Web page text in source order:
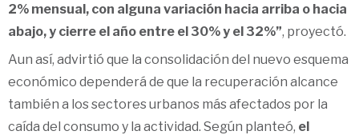
2% mensual, con alguna variación hacia arriba o hacia
abajo, y cierre el año entre el 30% y el 32%”, proyectó.
Aun así, advirtió que la consolidación del nuevo esquema
económico dependerá de que la recuperación alcance
también a los sectores urbanos más afectados por la
caída del consumo y la actividad. Según planteó, el